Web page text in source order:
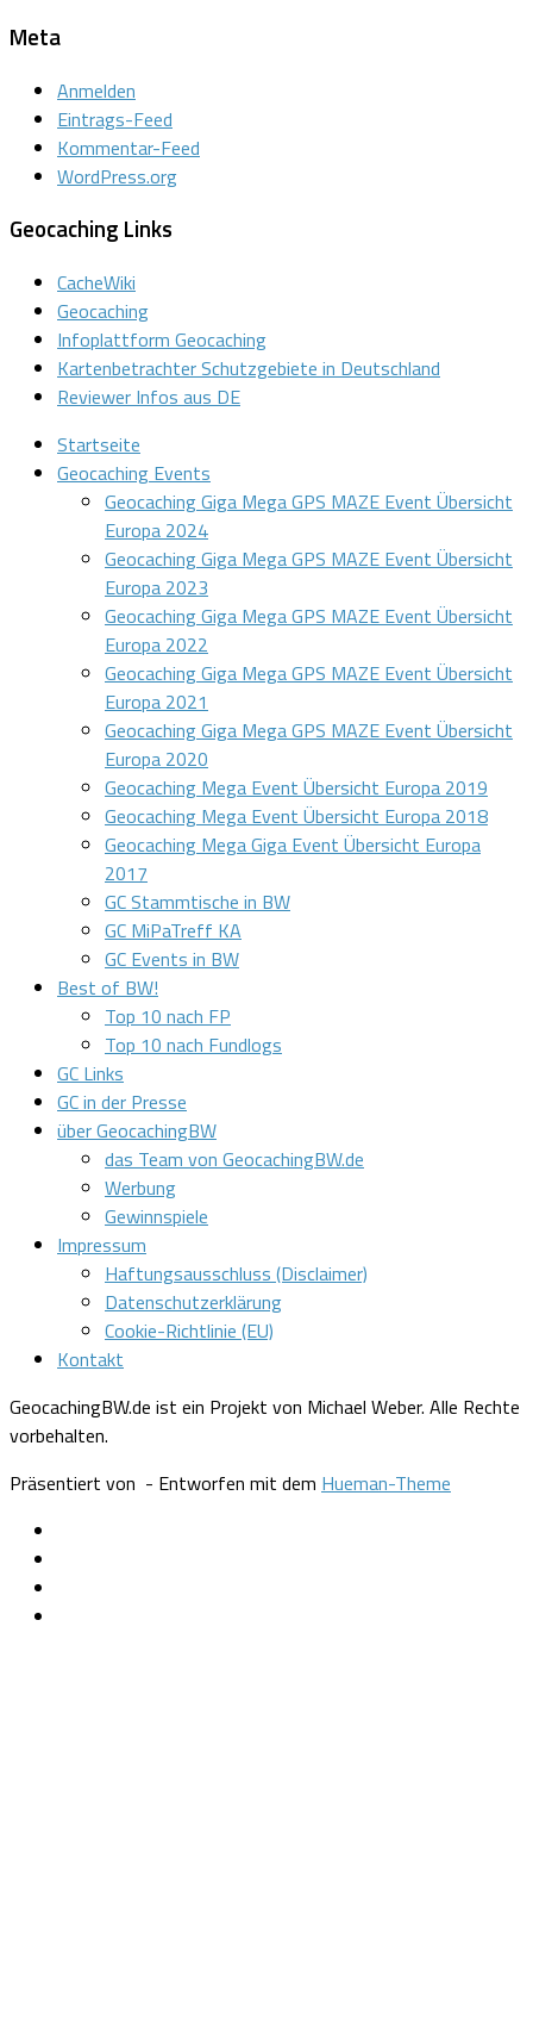
Meta
Anmelden
Eintrags-Feed
Kommentar-Feed
WordPress.org
Geocaching Links
CacheWiki
Geocaching
Infoplattform Geocaching
Kartenbetrachter Schutzgebiete in Deutschland
Reviewer Infos aus DE
Startseite
Geocaching Events
Geocaching Giga Mega GPS MAZE Event Übersicht
Europa 2024
Geocaching Giga Mega GPS MAZE Event Übersicht
Europa 2023
Geocaching Giga Mega GPS MAZE Event Übersicht
Europa 2022
Geocaching Giga Mega GPS MAZE Event Übersicht
Europa 2021
Geocaching Giga Mega GPS MAZE Event Übersicht
Europa 2020
Geocaching Mega Event Übersicht Europa 2019
Geocaching Mega Event Übersicht Europa 2018
Geocaching Mega Giga Event Übersicht Europa
2017
GC Stammtische in BW
GC MiPaTreff KA
GC Events in BW
Best of BW!
Top 10 nach FP
Top 10 nach Fundlogs
GC Links
GC in der Presse
über GeocachingBW
das Team von GeocachingBW.de
Werbung
Gewinnspiele
Impressum
Haftungsausschluss (Disclaimer)
Datenschutzerklärung
Cookie-Richtlinie (EU)
Kontakt
GeocachingBW.de ist ein Projekt von Michael Weber. Alle Rechte
vorbehalten.
Präsentiert von - Entworfen mit dem Hueman-Theme